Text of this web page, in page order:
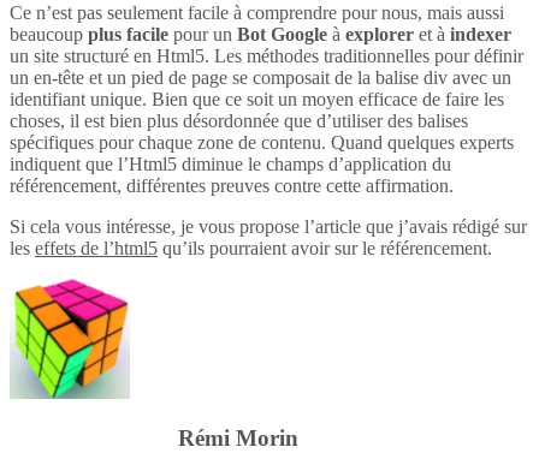
Ce n’est pas seulement facile à comprendre pour nous, mais aussi
beaucoup plus facile pour un Bot Google à explorer et à indexer
un site structuré en Html5. Les méthodes traditionnelles pour définir
un en-tête et un pied de page se composait de la balise div avec un
identifiant unique. Bien que ce soit un moyen efficace de faire les
choses, il est bien plus désordonnée que d’utiliser des balises
spécifiques pour chaque zone de contenu. Quand quelques experts
indiquent que l’Html5 diminue le champs d’application du
référencement, différentes preuves contre cette affirmation.
Si cela vous intéresse, je vous propose l’article que j’avais rédigé sur
les effets de l’html5 qu’ils pourraient avoir sur le référencement.
Rémi Morin